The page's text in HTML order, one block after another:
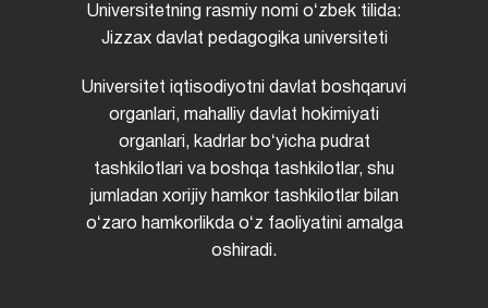
Universitetning rasmiy nomi oʻzbek tilida:
Jizzax davlat pedagogika universiteti
Universitet iqtisodiyotni davlat boshqaruvi
organlari, mahalliy davlat hokimiyati
organlari, kadrlar boʻyicha pudrat
tashkilotlari va boshqa tashkilotlar, shu
jumladan xorijiy hamkor tashkilotlar bilan
oʻzaro hamkorlikda oʻz faoliyatini amalga
oshiradi.